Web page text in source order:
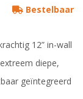
Bestelbaar
12” in-wall
diepe,
geïntegreerd